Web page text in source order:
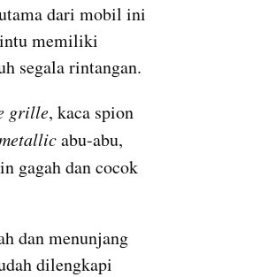
dari mobil ini
memiliki
segala rintangan.
grille, kaca spion
abu-abu,
gagah dan cocok
dan menunjang
dilengkapi